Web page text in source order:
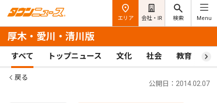
エリア 会社・IR 検索 Menu
厚木・愛川・清川版
すべて トップニュース 文化 社会 教育 ス
戻る
公開日：2014.02.07